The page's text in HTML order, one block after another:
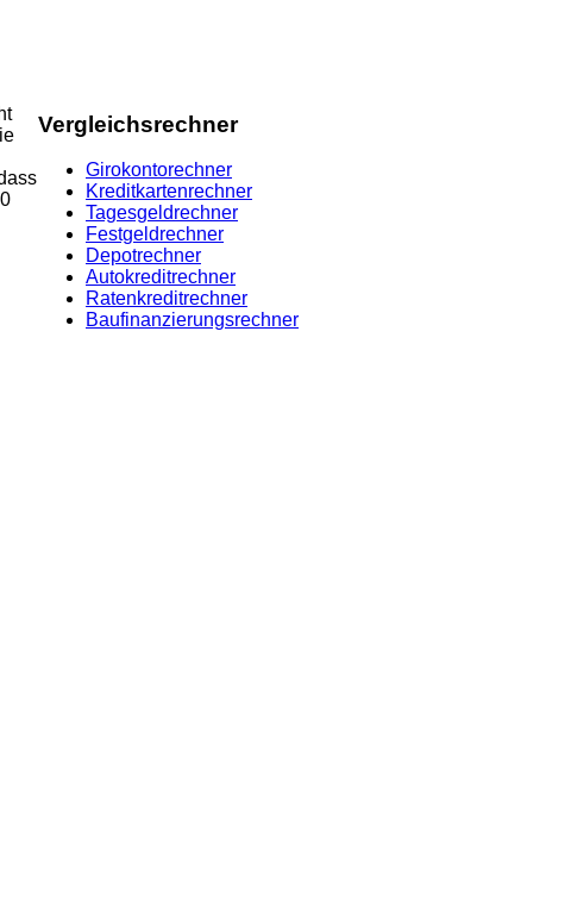
Vergleichsrechner
Girokontorechner
Kreditkartenrechner
Tagesgeldrechner
Festgeldrechner
Depotrechner
Autokreditrechner
Ratenkreditrechner
Baufinanzierungsrechner